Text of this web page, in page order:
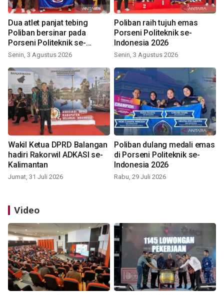
Dua atlet panjat tebing
Poliban bersinar pada
Porseni Politeknik se-
Indonesia 2026
Senin, 3 Agustus 2026
Poliban raih tujuh emas
Porseni Politeknik se-
Indonesia 2026
Senin, 3 Agustus 2026
Wakil Ketua DPRD Balangan
hadiri Rakorwil ADKASI se-
Kalimantan
Jumat, 31 Juli 2026
Poliban dulang medali emas
di Porseni Politeknik se-
Indonesia 2026
Rabu, 29 Juli 2026
Video